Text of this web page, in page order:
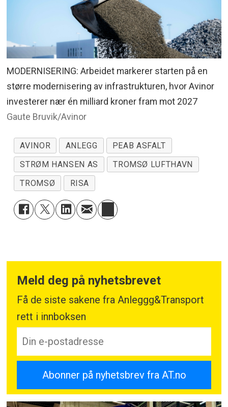
MODERNISERING: Arbeidet markerer starten på en
større modernisering av infrastrukturen, hvor Avinor
investerer nær én milliard kroner fram mot 2027
Gaute Bruvik/Avinor
AVINOR ANLEGG
PEAB ASFALT
STRØM HANSEN AS
TROMSØ LUFTHAVN
TROMSØ
RISA
Meld deg på nyhetsbrevet
Få de siste sakene fra Anleggg&Transport
rett i innboksen